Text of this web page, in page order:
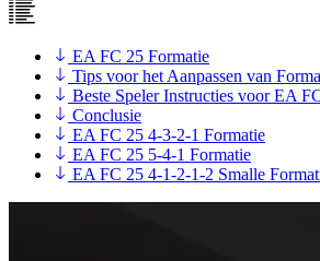
EA FC 25 Formatie
Tips voor het Aanpassen van
Beste Speler Instructies voor EA
Conclusie
EA FC 25 4-3-2-1 Formatie
EA FC 25 5-4-1 Formatie
EA FC 25 4-1-2-1-2 Smalle